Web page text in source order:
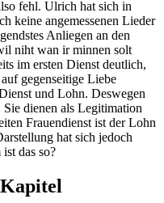
fehl. Ulrich hat sich in
keine angemessenen Lieder
Anliegen an den
niht wan ir minnen solt
im ersten Dienst deutlich,
gegenseitige Liebe
und Lohn. Deswegen
Sie dienen als Legitimation
Frauendienst ist der Lohn
hat sich jedoch
das so?